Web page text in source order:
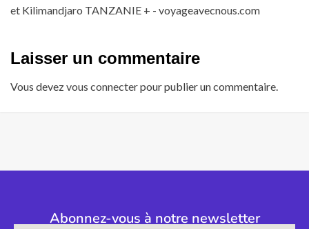
et Kilimandjaro TANZANIE + - voyageavecnous.com
Laisser un commentaire
Vous devezvous connecterpour publier un commentaire.
Abonnez-vous à notre newsletter